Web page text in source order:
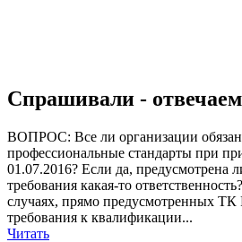
Спрашивали - отвечаем
ВОПРОС: Все ли организации
профессиональные стандарты при
01.07.2016? Если да, предусмотрена
требования какая-то
случаях, прямо предусмотренных ТК
требования к квалификации...
Читать